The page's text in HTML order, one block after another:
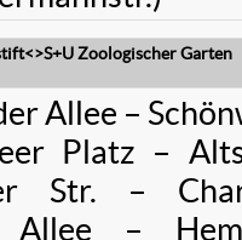
Zoologischer Garten
Allee –
Platz –
Str. –
Allee –